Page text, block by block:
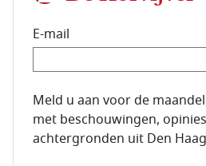
E-mail
E-mailadres van de abonnee.
Meld u aan voor de
met beschouwingen,
achtergronden uit Den